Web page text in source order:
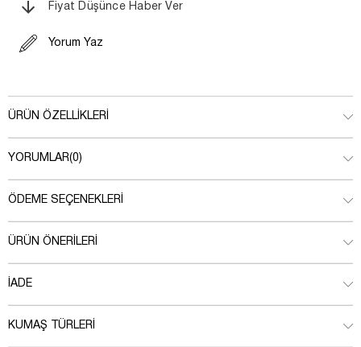
Fiyat Düşünce Haber Ver
Yorum Yaz
ÜRÜN ÖZELLIKLERI
YORUMLAR(0)
ÖDEME SEÇENEKLERI
ÜRÜN ÖNERILERI
İADE
KUMAŞ TÜRLERI